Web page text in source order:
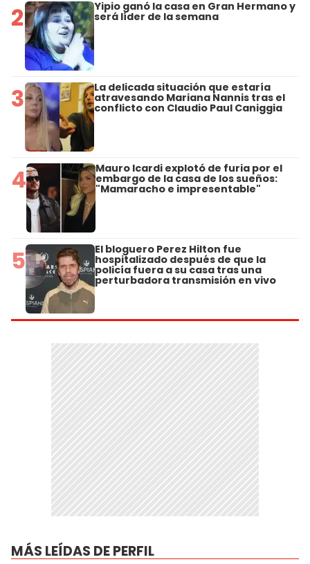
2 Yipio ganó la casa en Gran Hermano y
será líder de la semana
3 La delicada situación que estaría
atravesando Mariana Nannis tras el
conflicto con Claudio Paul Caniggia
4 Mauro Icardi explotó de furia por el
embargo de la casa de los sueños:
"Mamaracho e impresentable"
5 El bloguero Perez Hilton fue
hospitalizado después de que la
policía fuera a su casa tras una
perturbadora transmisión en vivo
MÁS LEÍDAS DE PERFIL